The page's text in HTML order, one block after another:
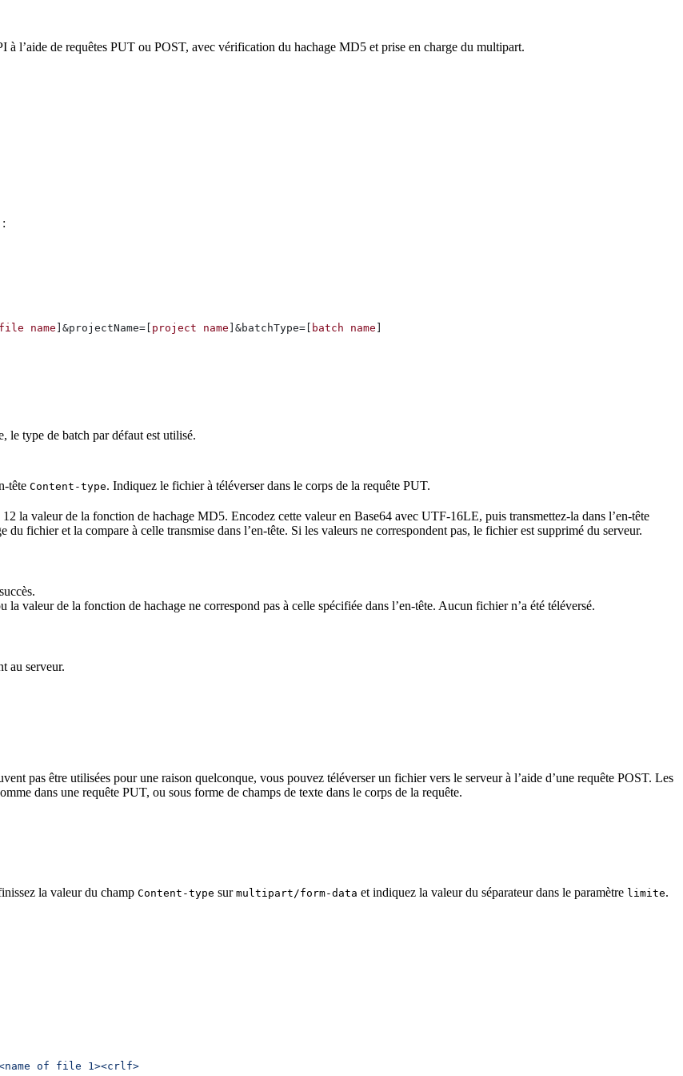
l’aide de requêtes PUT ou POST, avec vérification du hachage MD5 et prise en charge du multipart.
file name ]&projectName=[ project name ]&batchType=[ batch name
le type de batch par défaut est utilisé.
tête Content-type. Indiquez le fichier à téléverser dans le corps de la requête PUT.
la valeur de la fonction de hachage MD5. Encodez cette valeur en Base64 avec UTF-16LE, puis transmettez-la dans l’en-tête
fichier et la compare à celle transmise dans l’en-tête. Si les valeurs ne correspondent pas, le fichier est supprimé du serveur.
la valeur de la fonction de hachage ne correspond pas à celle spécifiée dans l’en-tête. Aucun fichier n’a été téléversé.
au serveur.
pas être utilisées pour une raison quelconque, vous pouvez téléverser un fichier vers le serveur à l’aide d’une requête POST. Les
dans une requête PUT, ou sous forme de champs de texte dans le corps de la requête.
la valeur du champ Content-type sur multipart/form-data et indiquez la valeur du séparateur dans le paramètre limite.
of file 1><crlf>